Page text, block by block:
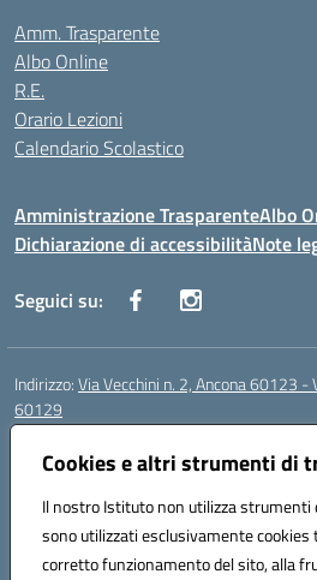
Cookies e altri strumenti di
Il nostro Istituto non utilizza strumenti
sono utilizzati esclusivamente cookies
corretto funzionamento del sito, alla
Amm. Trasparente
Albo Online
R.E.
Orario Lezioni
Calendario Scolastico
Amministrazione TrasparenteAlbo
Dichiarazione di accessibilitàNote
Seguici su:
Indirizzo:Via Vecchini n. 2, Ancona 60123 -
60129
Centralino:
Posta elettronica certificata (PEC):
Codice fiscale: 93122280428
Codice meccanografico:ANIS01200G
Codice Indice delle Pubbliche